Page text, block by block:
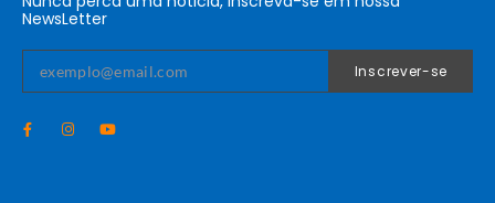
NewsLetter
Inscrever-se